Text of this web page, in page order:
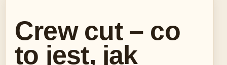
Crew cut – co
to jest, jak